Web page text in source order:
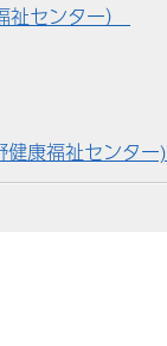
センター）
康福祉センター)